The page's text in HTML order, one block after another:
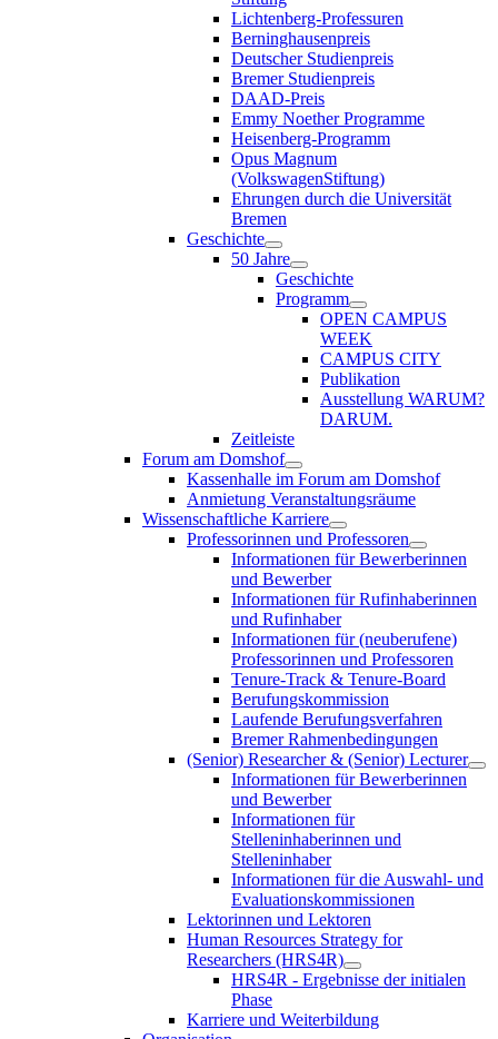
Lichtenberg-Professuren
Berninghausenpreis
Deutscher Studienpreis
Bremer Studienpreis
DAAD-Preis
Emmy Noether Programme
Heisenberg-Programm
Opus Magnum
(VolkswagenStiftung)
Ehrungen durch die Universität
Bremen
Geschichte
50 Jahre
Geschichte
Programm
OPEN CAMPUS
WEEK
CAMPUS CITY
Publikation
Ausstellung WARUM?
DARUM.
Zeitleiste
Forum am Domshof
Kassenhalle im Forum am Domshof
Anmietung Veranstaltungsräume
Wissenschaftliche Karriere
Professorinnen und Professoren
Informationen für Bewerberinnen
und Bewerber
Informationen für Rufinhaberinnen
und Rufinhaber
Informationen für (neuberufene)
Professorinnen und Professoren
Tenure-Track & Tenure-Board
Berufungskommission
Laufende Berufungsverfahren
Bremer Rahmenbedingungen
(Senior) Researcher & (Senior) Lecturer
Informationen für Bewerberinnen
und Bewerber
Informationen für
Stelleninhaberinnen und
Stelleninhaber
Informationen für die Auswahl- und
Evaluationskommissionen
Lektorinnen und Lektoren
Human Resources Strategy for
Researchers (HRS4R)
HRS4R - Ergebnisse der initialen
Phase
Karriere und Weiterbildung